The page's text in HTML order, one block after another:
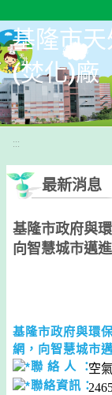
基隆市
(焚化)廠
:::
最新消息
基隆市政府與
向智慧城市邁進
基隆市政府與環
網，向智慧城市
聯 絡 人 ：空
聯絡資訊：